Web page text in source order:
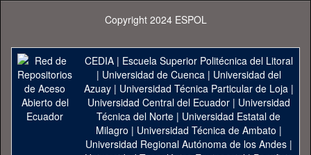
Copyright 2024 ESPOL
CEDIA| Escuela Superior Politécnica del Litoral
| Universidad de Cuenca| Universidad del
Azuay| Universidad Técnica Particular de Loja|
Universidad Central del Ecuador| Universidad
Técnica del Norte | Universidad Estatal de
Milagro | Universidad Técnica de Ambato |
Universidad Regional Autónoma de los Andes|